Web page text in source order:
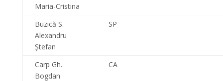
Maria-Cristina
Buzică S.
Alexandru
Ştefan
SP
Carp Gh.
Bogdan
CA